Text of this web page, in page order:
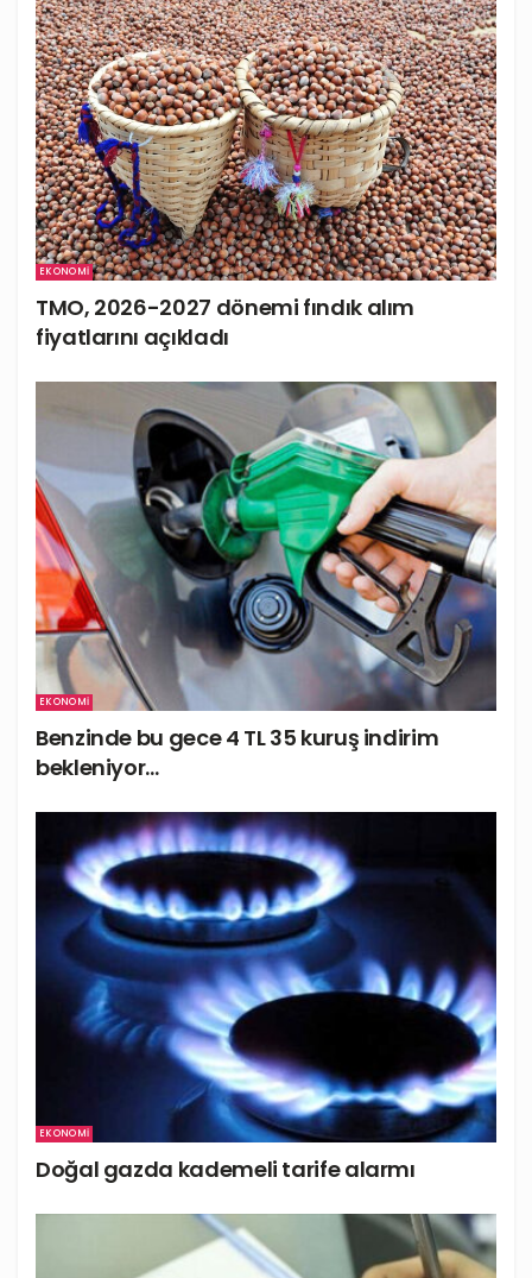
EKONOMI
TMO, 2026-2027 dönemi fındık alım
fiyatlarını açıkladı
EKONOMI
Benzinde bu gece 4 TL 35 kuruş indirim
bekleniyor…
EKONOMI
Doğal gazda kademeli tarife alarmı